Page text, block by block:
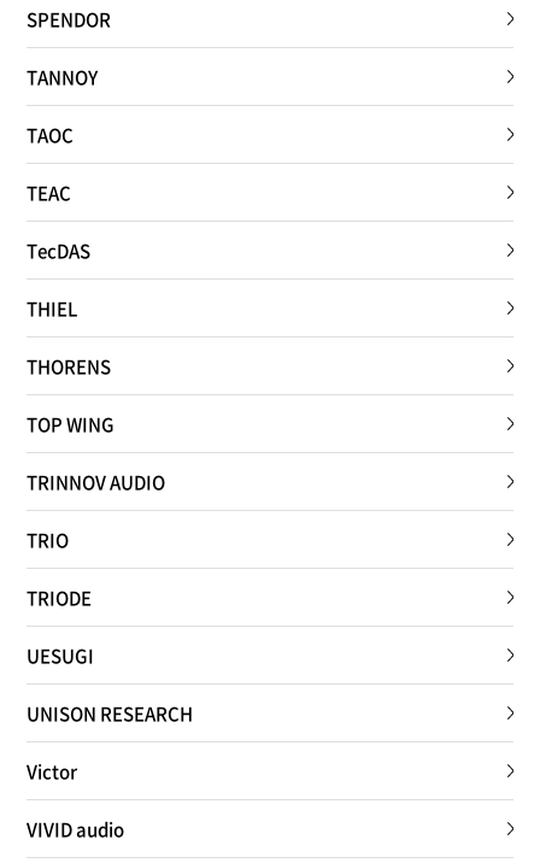
SPENDOR
TANNOY
TAOC
TEAC
TecDAS
THIEL
THORENS
TOP WING
TRINNOV AUDIO
TRIO
TRIODE
UESUGI
UNISON RESEARCH
Victor
VIVID audio